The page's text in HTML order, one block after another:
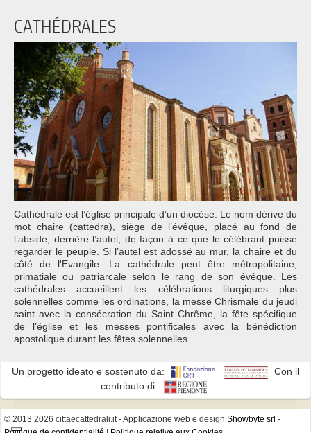
CATHÉDRALES
Cathédrale est l’église principale d’un diocèse. Le nom dérive du
mot chaire (cattedra), siège de l’évêque, placé au fond de
l’abside, derrière l’autel, de façon à ce que le célébrant puisse
regarder le peuple. Si l’autel est adossé au mur, la chaire et du
côté de l'Evangile. La cathédrale peut être métropolitaine,
primatiale ou patriarcale selon le rang de son évêque. Les
cathédrales accueillent les célébrations liturgiques plus
solennelles comme les ordinations, la messe Chrismale du jeudi
saint avec la consécration du Saint Chrême, la fête spécifique
de l’église et les messes pontificales avec la bénédiction
apostolique durant les fêtes solennelles.
Un progetto ideato e sostenuto da:
Con il
contributo di:
© 2013 2026 cittaecattedrali.it- Applicazione web e design Showbyte srl -